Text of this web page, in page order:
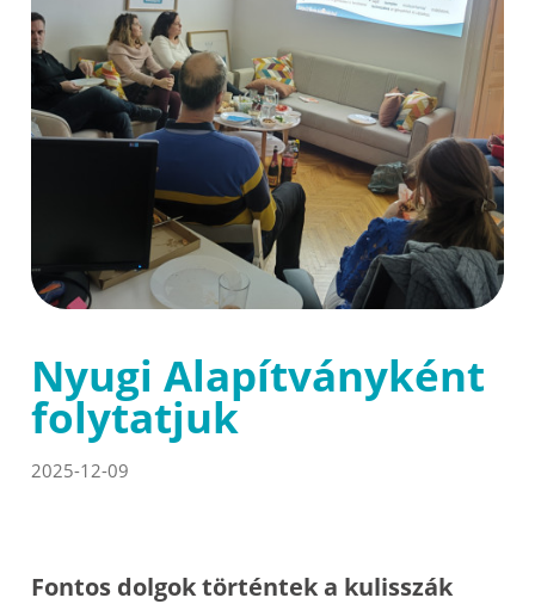
Nyugi Alapítványként
folytatjuk
2025-12-09
Fontos dolgok történtek a kulisszák